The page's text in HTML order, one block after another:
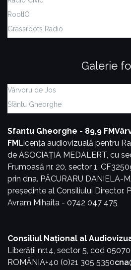
RootIO
Grassroots Radio
Galerie
Vârvoru de Jos
Sfântu Gheorghe
Sfantu Gheorghe - 89,9 FM
FMLicența audiovizuală pentru
de ASOCIAȚIA MEDALERT, cu
Frumoasă nr. 20, sector 1,
prin dna. PĂCURARU DANIELA-
președinte al Consiliului Director.
Avram Mihaita - 0742 047 475
Consiliul Național al
Liberății nr.14, sector 5, cod
ROMÂNIA+40 (0)21 305 5350